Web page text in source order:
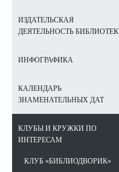
ИЗДАТЕЛЬСКАЯ
ДЕЯТЕЛЬНОСТЬ БИБЛИОТЕК
ИНФОГРАФИКА
КАЛЕНДАРЬ
ЗНАМЕНАТЕЛЬНЫХ ДАТ
КЛУБЫ И КРУЖКИ ПО
ИНТЕРЕСАМ
КЛУБ «БИБЛИОДВОРИК»